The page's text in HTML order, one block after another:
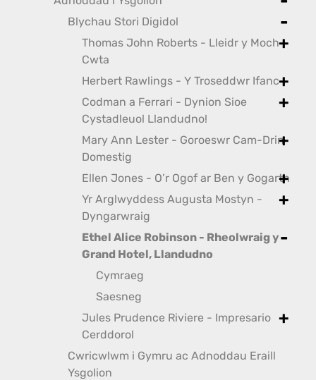
toggle
Blychau Stori Digidol
Thomas John Roberts - Lleidr y Moch
Cwta
toggle
Herbert Rawlings - Y Troseddwr Ifanc
Codman a Ferrari - Dynion Sioe
Cystadleuol Llandudno!
Mary Ann Lester - Goroeswr Cam-Drin
Domestig
toggle
Ellen Jones - O’r Ogof ar Ben y Gogarth
Yr Arglwyddess Augusta Mostyn -
Dyngarwraig
Ethel Alice Robinson - Rheolwraig y
Grand Hotel, Llandudno
Cymraeg
Saesneg
Jules Prudence Riviere - Impresario
Cerddorol
Cwricwlwm i Gymru ac Adnoddau Eraill
Ysgolion